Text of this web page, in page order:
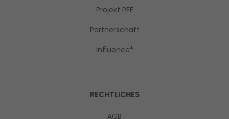
Projekt PEF
Partnerschaft
Influence*
RECHTLICHES
AGB